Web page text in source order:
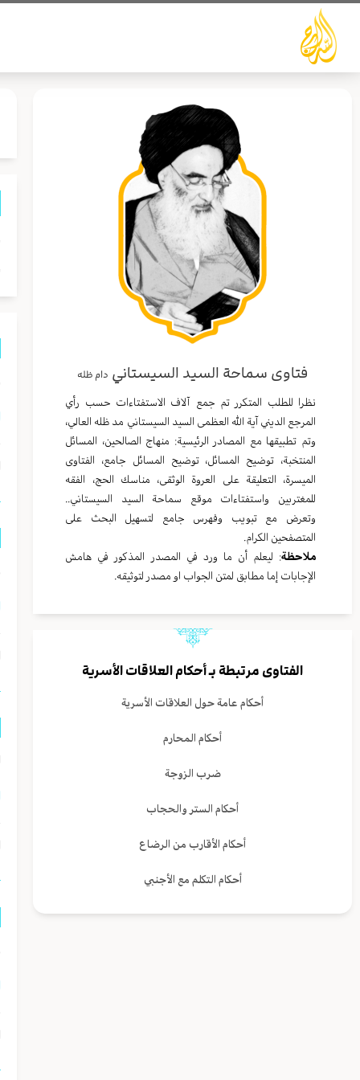
تخطي
المحتوى
فتاوى سماحة السيد السيستاني دام ظله
نظرا للطلب المتكرر تم جمع آلاف الاستفتاءات حسب رأي
المرجع الديني آية الله العظمى السيد السيستاني مد ظله العالي،
وتم تطبيقها مع المصادر الرئيسية: منهاج الصالحين، المسائل
المنتخبة، توضيح المسائل، توضيح المسائل جامع، الفتاوى
الميسرة، التعليقة على العروة الوثقى، مناسك الحج، الفقه
للمغتربين واستفتاءات موقع سماحة السيد السيستاني..
وتعرض مع تبويب وفهرس جامع لتسهيل البحث على
المتصفحين الكرام.
ملاحظة: ليعلم أن ما ورد في المصدر المذكور في هامش
الإجابات إما مطابق لمتن الجواب او مصدر لتوثيقه.
الفتاوى مرتبطة بـأحكام العلاقات الأسرية
أحكام عامة حول العلاقات الأسرية
أحكام المحارم
ضرب الزوجة
أحكام الستر والحجاب
أحكام الأقارب من الرضاع
أحكام التكلم مع الأجنبي